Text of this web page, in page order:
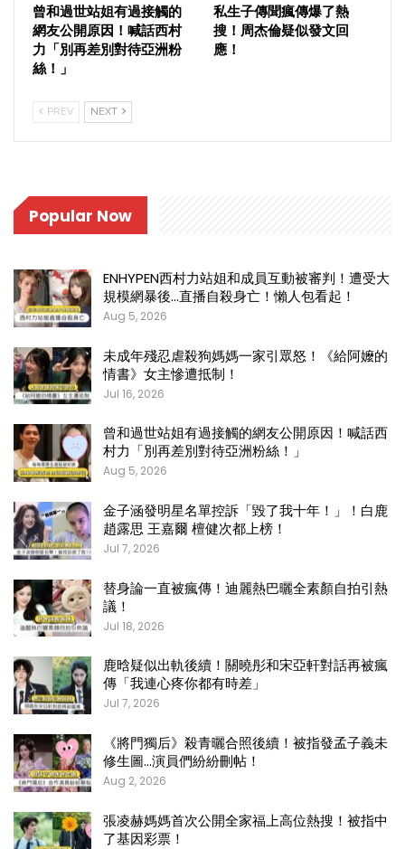
曾和過世站姐有過接觸的
網友公開原因！喊話西村
力「別再差別對待亞洲粉
絲！」
私生子傳聞瘋傳爆了熱
搜！周杰倫疑似發文回
應！
PREV NEXT
Popular Now
ENHYPEN西村力站姐和成員互動被審判！遭受大
規模網暴後…直播自殺身亡！懶人包看起！
Aug 5, 2026
未成年殘忍虐殺狗媽媽一家引眾怒！《給阿嬤的
情書》女主慘遭抵制！
Jul 16, 2026
曾和過世站姐有過接觸的網友公開原因！喊話西
村力「別再差別對待亞洲粉絲！」
Aug 5, 2026
金子涵發明星名單控訴「毀了我十年！」！白鹿
趙露思 王嘉爾 檀健次都上榜！
Jul 7, 2026
替身論一直被瘋傳！迪麗熱巴曬全素顏自拍引熱
議！
Jul 18, 2026
鹿晗疑似出軌後續！關曉彤和宋亞軒對話再被瘋
傳「我連心疼你都有時差」
Jul 7, 2026
《將門獨后》殺青曬合照後續！被指發孟子義未
修生圖…演員們紛紛刪帖！
Aug 2, 2026
張凌赫媽媽首次公開全家福上高位熱搜！被指中
了基因彩票！